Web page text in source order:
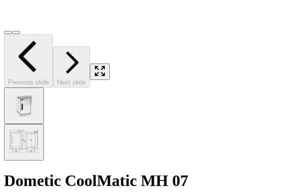
Previous slide Next slide
Dometic CoolMatic MH 07